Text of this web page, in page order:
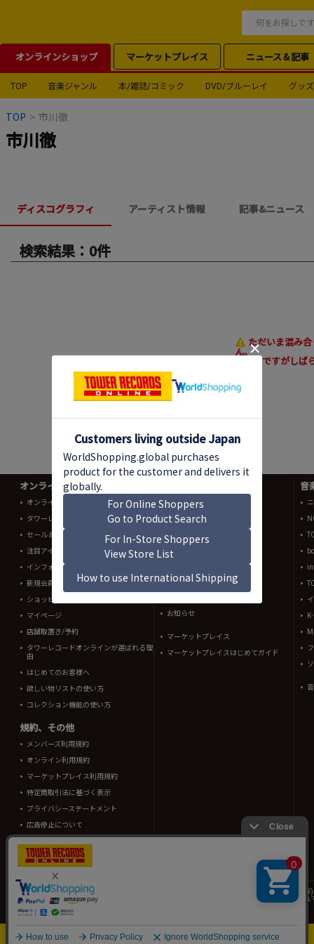
オンラインショップ マーケットプレイス ニュース＆記事
TOP 音楽ジャンル 本/雑誌/コミック DVD/ブルーレイ グッズ
TOP > 市川徹
市川徹
ディスコグラフィ アーティスト情報 記事&ニュース
検索結果：0件
ただいま混み
ん。
お手数ですがし
オンラインショップ情報
オンラインショップ売れ筋ランキング
タワーレコード全店チャート
セール＆キャンペーン
注目アイテム
インフォメーションメール
新規会員登録
ショッピングカート
マイページ
店舗取置き/予約
タワーレコードオンラインが選ばれる理
由
はじめてのお客様へ
欲しい物リストの使い方
コレクション機能の使い方
規約、その他
メンバーズ利用規約
オンライン利用規約
マーケットプレイス利用規約
特定商取引法に基づく表示
プライバシーステートメント
広告停止について
オンラインショッピング
注文の確認
キャンセル
交換・返品
For International Customers
お知らせ
マーケットプレイス
マーケットプレイスはじめてガイド
音
TOWER RECORDS ONLINEに掲載されているすべてのコンテンツ(記事、画像、音声データ
情報の一部はRovi Corporation.、japan music data、(株)シーディージャーナルより提供され
タワーレコード株式会社 東京都公安委員会 古物商許可 第302191605310号